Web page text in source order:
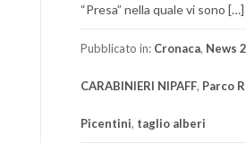
“Presa” nella quale vi sono […]
Pubblicato in: Cronaca, News 2
CARABINIERI NIPAFF, Parco
Picentini, taglio alberi